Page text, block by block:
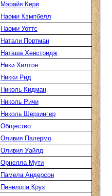
Мэрайя Кери
Наоми Кэмпбелл
Наоми Уоттс
Натали Портман
Наташа Хенстридж
Ники Хилтон
Никки Рид
Николь Кидман
Николь Ричи
Николь Шерзингер
Общество
Оливия Палермо
Оливия Уайлд
Орнелла Мути
Памела Андерсон
Пенелопа Круз